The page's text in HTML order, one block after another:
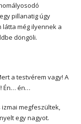
pillanatig úgy
még ilyennek a
döngöli.
a testvérem vagy! A
Én… én…
megfeszültek,
egy nagyot.